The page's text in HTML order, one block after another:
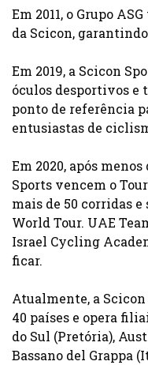
Em 2011, o Grupo
da Scicon,
Em 2019, a Scicon
óculos desportivos e
ponto de referência
entusiastas de
Em 2020, após
Sports vencem o
mais de 50 corridas e
World Tour. UAE
Israel Cycling
ficar.
Atualmente, a
40 países e opera
do Sul (Pretória),
Bassano del Grappa